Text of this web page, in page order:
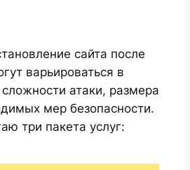
сайта после
варьироваться в
атаки, размера
мер безопасности.
три пакета услуг: